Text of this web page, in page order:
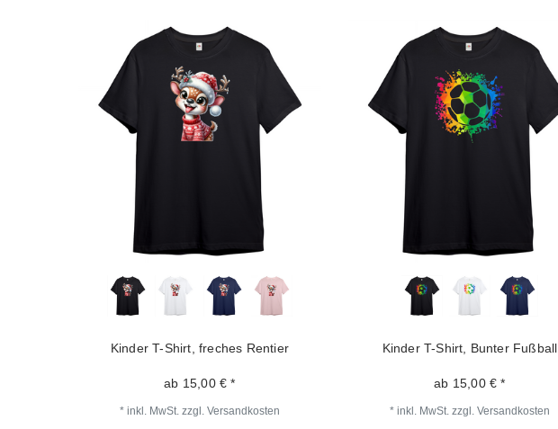
Kinder T-Shirt, freches Rentier
ab 15,00 € *
* inkl. MwSt. zzgl. Versandkosten
Kinder T-Shirt, Bunter Fußball
ab 15,00 € *
* inkl. MwSt. zzgl. Versandkosten